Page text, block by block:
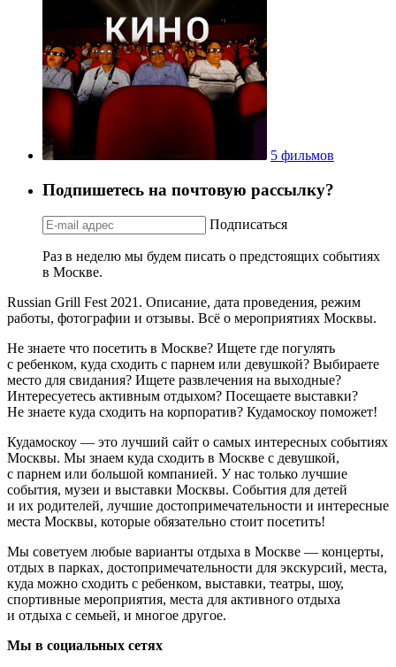
5 фильмов
Подпишетесь на почтовую рассылку?
Подписаться
Раз в неделю мы будем писать о предстоящих событиях
в Москве.
Russian Grill Fest 2021. Описание, дата проведения, режим
работы, фотографии и отзывы. Всё о мероприятиях Москвы.
Не знаете что посетить в Москве? Ищете где погулять
с ребенком, куда сходить с парнем или девушкой? Выбираете
место для свидания? Ищете развлечения на выходные?
Интересуетесь активным отдыхом? Посещаете выставки?
Не знаете куда сходить на корпоратив? Кудамоскоу поможет!
Кудамоскоу — это лучший сайт о самых интересных событиях
Москвы. Мы знаем куда сходить в Москве с девушкой,
с парнем или большой компанией. У нас только лучшие
события, музеи и выставки Москвы. События для детей
и их родителей, лучшие достопримечательности и интересные
места Москвы, которые обязательно стоит посетить!
Мы советуем любые варианты отдыха в Москве — концерты,
отдых в парках, достопримечательности для экскурсий, места,
куда можно сходить с ребенком, выставки, театры, шоу,
спортивные мероприятия, места для активного отдыха
и отдыха с семьей, и многое другое.
Мы в социальных сетях